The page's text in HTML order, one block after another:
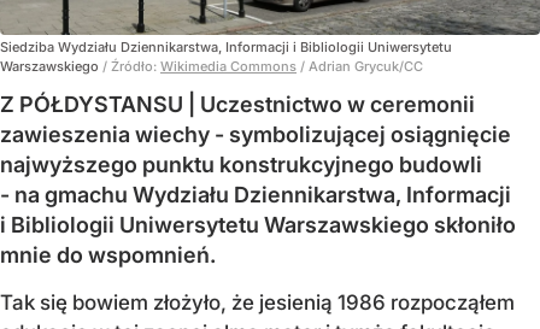
Siedziba Wydziału Dziennikarstwa, Informacji i Bibliologii Uniwersytetu
Warszawskiego / Źródło: Wikimedia Commons / Adrian Grycuk/CC
Z PÓŁDYSTANSU | Uczestnictwo w ceremonii
zawieszenia wiechy - symbolizującej osiągnięcie
najwyższego punktu konstrukcyjnego budowli
- na gmachu Wydziału Dziennikarstwa, Informacji
i Bibliologii Uniwersytetu Warszawskiego skłoniło
mnie do wspomnień.
Tak się bowiem złożyło, że jesienią 1986 rozpocząłem